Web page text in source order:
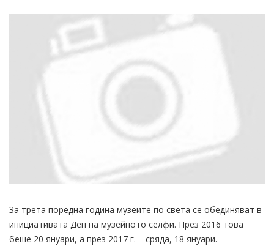
За трета поредна година музеите по света се обединяват в
инициативата Ден на музейното селфи. През 2016 това
беше 20 януари, а през 2017 г. – сряда, 18 януари.